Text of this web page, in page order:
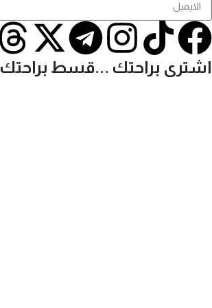
اشترى براحتك ...قسط براحتك